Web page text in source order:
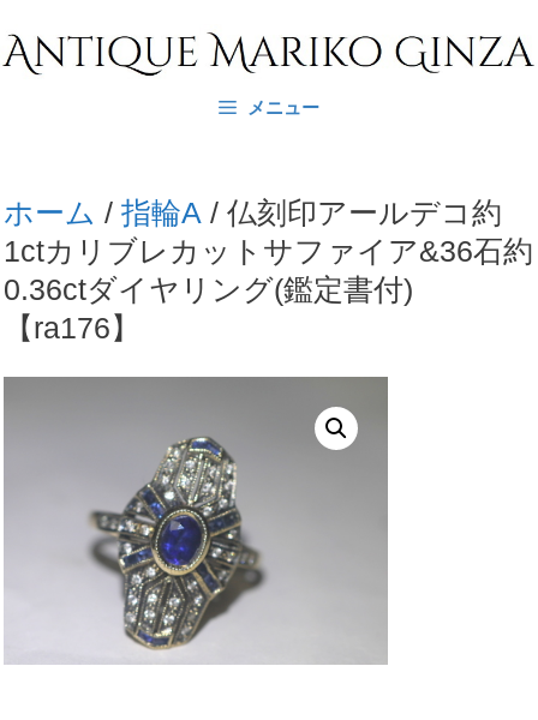
ン
へ
ス
キ
ッ
メニュー
ホーム / 指輪A / 仏刻印アールデコ約
1ctカリブレカットサファイア&36石約
0.36ctダイヤリング(鑑定書付)
【ra176】